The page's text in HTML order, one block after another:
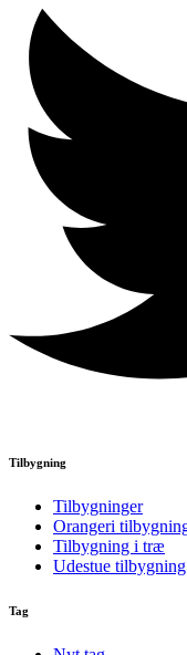
Tilbygning
Tilbygninger
Orangeri
Tilbygning i træ
Udestue tilbygning
Tag